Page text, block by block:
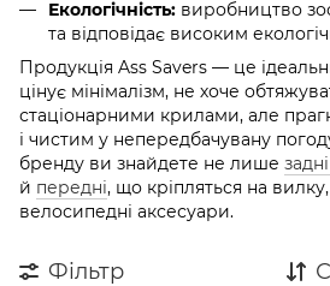
Екологічність: виробництво
та відповідає високим
Продукція Ass Savers — це
цінує мінімалізм, не хоче
стаціонарними крилами, але
і чистим у непередбачувану
бренду ви знайдете не лише
й передні, що кріпляться на
велосипедні аксесуари.
Фільтр